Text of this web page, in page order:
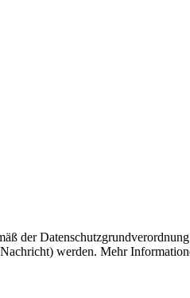
der
werden. Mehr